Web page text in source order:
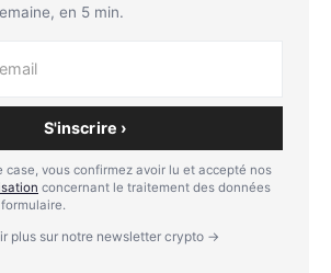
en 5 min.
S'inscrire ›
case, vous confirmez avoir lu et accepté nos
concernant le traitement des données
plus sur notre newsletter crypto →